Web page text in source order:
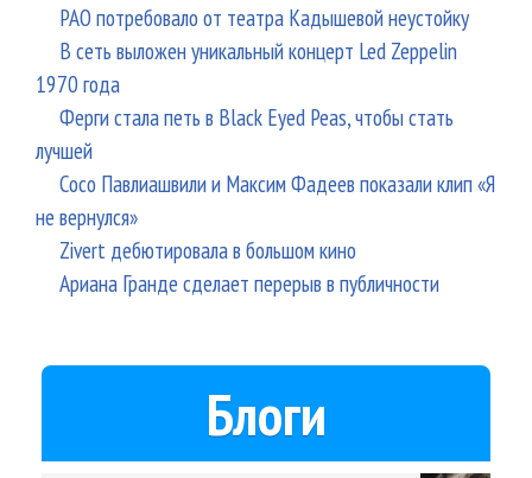
РАО потребовало от театра Кадышевой неустойку
В сеть выложен уникальный концерт Led Zeppelin
1970 года
Ферги стала петь в Black Eyed Peas, чтобы стать
лучшей
Сосо Павлиашвили и Максим Фадеев показали клип «Я
не вернулся»
Zivert дебютировала в большом кино
Ариана Гранде сделает перерыв в публичности
Блоги